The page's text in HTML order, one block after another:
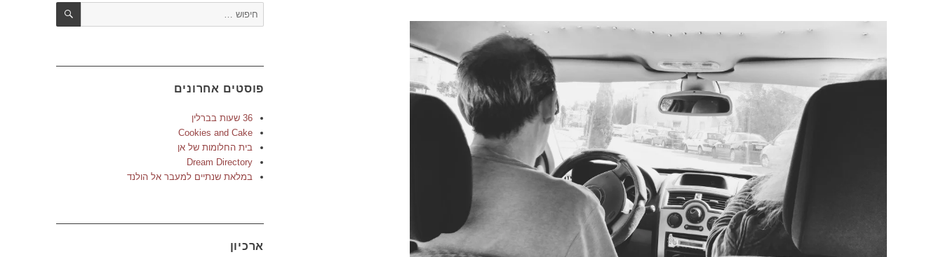
חיפוש
פוסטים אחרונים
36 שעות בברלין
Cookies and Cake
בית החלומות של אן
Dream Directory
במלאת שנתיים למעבר אל הולנד
ארכיון